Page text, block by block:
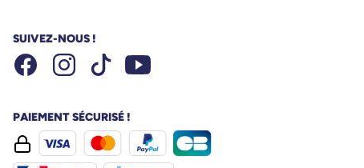
SUIVEZ-NOUS !
FacebookInstagramTiktok Youtube
PAIEMENT SÉCURISÉ !